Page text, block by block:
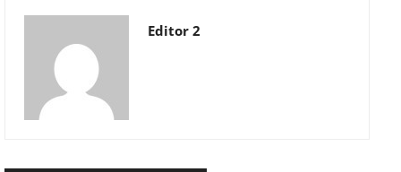
Editor 2